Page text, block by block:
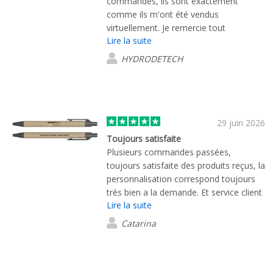
comme ils m'ont été vendus
virtuellement. Je remercie tout
particulièrement Mme DEBORAH
BARON qui a été très réactive et très
professionnelle ! Elle s’est occupée de
entreprise.
Lire la suite
HYDRODETECH
29 juin 2026
Toujours satisfaite
Plusieurs commandes passées,
toujours satisfaite des produits reçus, la
personnalisation correspond toujours
très bien a la demande. Et service client
et commercial au top
Lire la suite
Catarina